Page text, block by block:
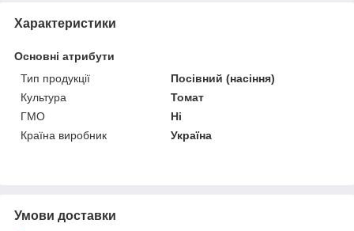
Характеристики
Основні атрибути
Тип продукції
Посівний (насіння)
Культура
Томат
ГМО
Ні
Країна виробник
Україна
Умови доставки